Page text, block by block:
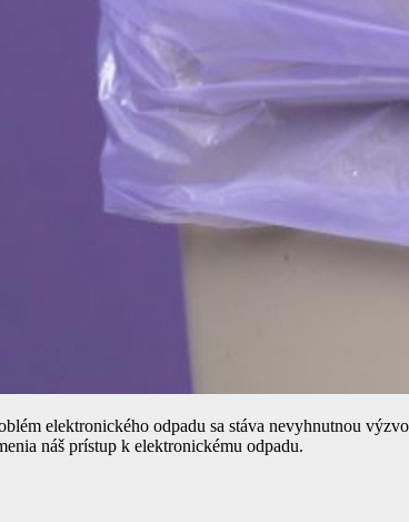
elektronického odpadu sa stáva nevyhnutnou
náš prístup k elektronickému odpadu.